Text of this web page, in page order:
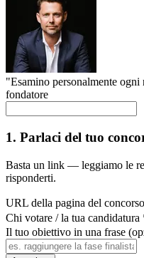
"Esamino personalmente
fondatore
1. Parlaci del tuo
Basta un link — leggiamo le
risponderti.
URL della pagina del concorso
Chi votare / la tua candidatura
Il tuo obiettivo in una frase